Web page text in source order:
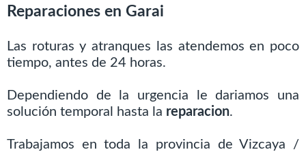
Reparaciones en Garai
Las roturas y atranques las atendemos en poco
tiempo, antes de 24 horas.
Dependiendo de la urgencia le dariamos una
solución temporal hasta la reparacion.
Trabajamos en toda la provincia de Vizcaya /